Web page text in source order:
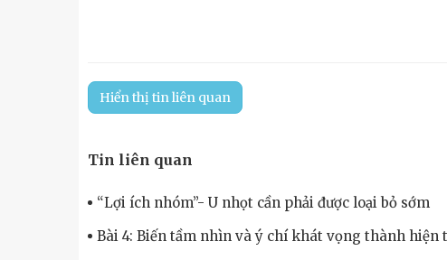
Hiển thị tin liên quan
Tin liên quan
“Lợi ích nhóm”- U nhọt cần phải được loại bỏ sớm
Bài 4: Biến tầm nhìn và ý chí khát vọng thành hiện